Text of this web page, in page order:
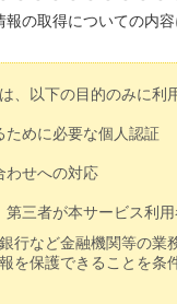
の取得についての内
、以下の目的のみに
ために必要な個人認証
わせへの対応
第三者が本サービス利
行など金融機関等の
を保護できることを